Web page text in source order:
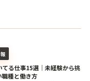
てる仕事15選｜未経験から挑
職種と働き方